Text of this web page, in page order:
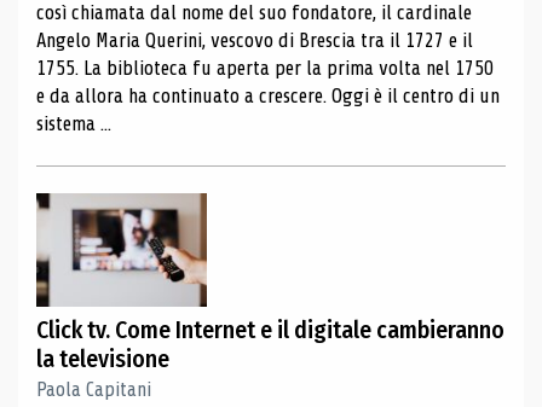
così chiamata dal nome del suo fondatore, il cardinale
Angelo Maria Querini, vescovo di Brescia tra il 1727 e il
1755. La biblioteca fu aperta per la prima volta nel 1750
e da allora ha continuato a crescere. Oggi è il centro di un
sistema ...
Click tv. Come Internet e il digitale cambieranno
la televisione
Paola Capitani